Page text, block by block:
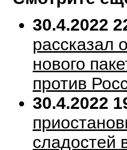
30.4.2022
рассказал
нового
против
30.4.2022
сладостей